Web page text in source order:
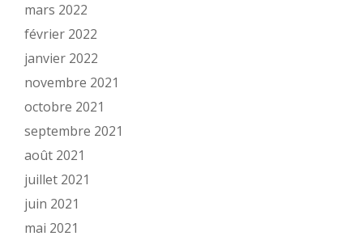
mars 2022
février 2022
janvier 2022
novembre 2021
octobre 2021
septembre 2021
août 2021
juillet 2021
juin 2021
mai 2021